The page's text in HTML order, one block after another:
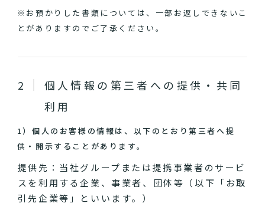
※お預かりした書類については、一部お返しできないこ
とがありますのでご了承ください。
個人情報の第三者への提供・共同
利用
1）個人のお客様の情報は、以下のとおり第三者へ提
供・開示することがあります。
提供先：当社グループまたは提携事業者のサービ
スを利用する企業、事業者、団体等（以下「お取
引先企業等」といいます。）